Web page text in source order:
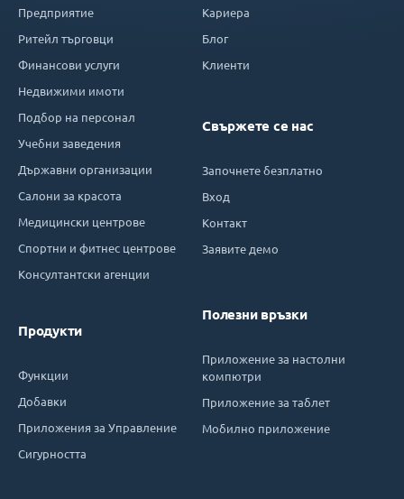
Предприятие
Ритейл търговци
Финансови услуги
Недвижими имоти
Подбор на персонал
Учебни заведения
Държавни организации
Салони за красота
Медицински центрове
Спортни и фитнес центрове
Консултантски агенции
Продукти
Функции
Добавки
Приложения за Управление
Сигурността
Кариера
Блог
Клиенти
Свържете се нас
Започнете безплатно
Вход
Контакт
Заявите демо
Полезни връзки
Приложение за настолни
компютри
Приложение за таблет
Мобилно приложение